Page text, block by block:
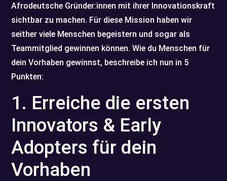
Afrodeutsche Gründer:innen mit ihrer Innovationskraft
sichtbar zu machen. Für diese Mission haben wir
seither viele Menschen begeistern und sogar als
Teammitglied gewinnen können. Wie du Menschen für
dein Vorhaben gewinnst, beschreibe ich nun in 5
Punkten:
1. Erreiche die ersten
Innovators & Early
Adopters für dein
Vorhaben